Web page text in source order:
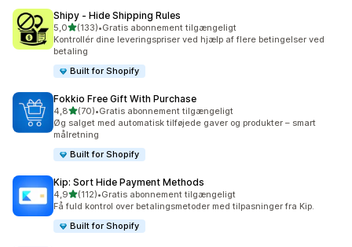
Shipy ‑ Hide Shipping Rules
5,0ud af 5 stjerner
(133)
133 anmeldelser i alt
•Gratis abonnement tilgængeligt
Kontrollér dine leveringspriser ved hjælp af flere betingelser ved
betaling
Built for Shopify
Fokkio Free Gift With Purchase
4,8ud af 5 stjerner
(70)
70 anmeldelser i alt
•Gratis abonnement tilgængeligt
Øg salget med automatisk tilføjede gaver og produkter – smart
målretning
Built for Shopify
Kip: Sort Hide Payment Methods
4,9ud af 5 stjerner
(112)
112 anmeldelser i alt
•Gratis abonnement tilgængeligt
Få fuld kontrol over betalingsmetoder med tilpasninger fra Kip.
Built for Shopify